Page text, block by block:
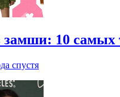
10 самых
спустя